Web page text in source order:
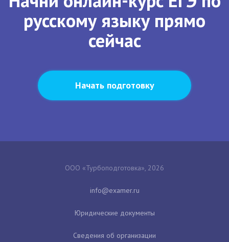
русскому языку прямо
сейчас
Начать подготовку
ООО «Турбоподготовка», 2026
Юридические документы
Сведения об организации